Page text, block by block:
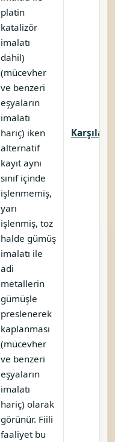
platin
katalizör
imalatı
dahil)
(mücevher
ve benzeri
eşyaların
imalatı
hariç) iken
alternatif
kayıt aynı
sınıf içinde
işlenmemiş,
yarı
işlenmiş, toz
halde gümüş
imalatı ile
adi
metallerin
gümüşle
preslenerek
kaplanması
(mücevher
ve benzeri
eşyaların
imalatı
hariç) olarak
görünür. Fiili
faaliyet bu